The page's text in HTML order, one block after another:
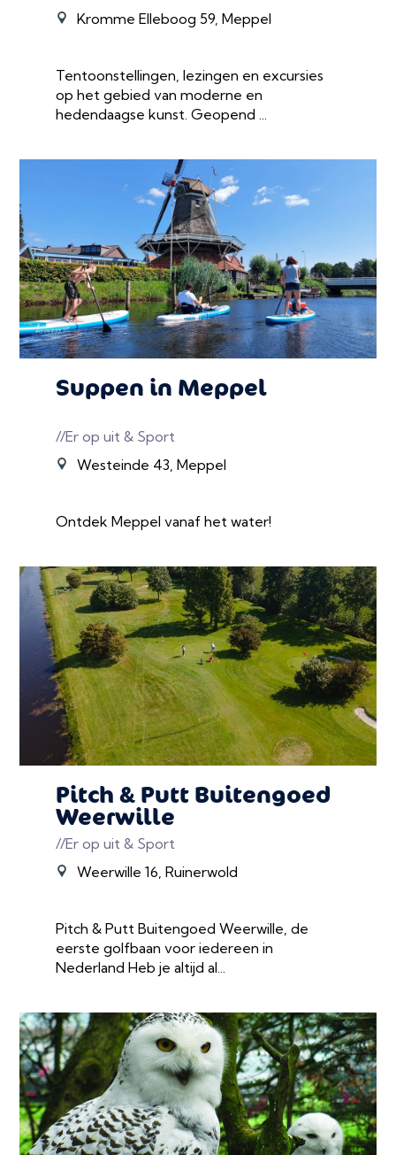
Kromme Elleboog 59, Meppel
Tentoonstellingen, lezingen en excursies
op het gebied van moderne en
hedendaagse kunst. Geopend ...
Suppen in Meppel
//Er op uit & Sport
Westeinde 43, Meppel
Ontdek Meppel vanaf het water!
Pitch & Putt Buitengoed
Weerwille
//Er op uit & Sport
Weerwille 16, Ruinerwold
Pitch & Putt Buitengoed Weerwille, de
eerste golfbaan voor iedereen in
Nederland Heb je altijd al...